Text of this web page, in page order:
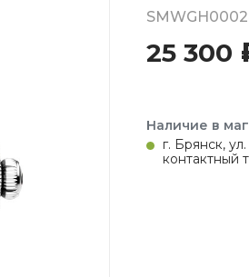
25 300
Наличие в
г. Брянск,
контактный